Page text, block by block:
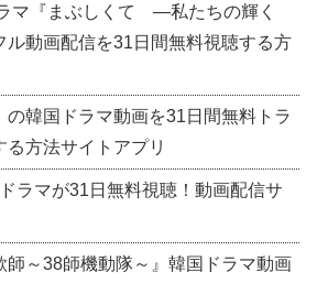
マ『まぶしくて ―私たちの輝く
動画配信を31日間無料視聴する方
の韓国ドラマ動画を31日間無料トラ
方法サイトアプリ
ラマが31日無料視聴！動画配信サ
師～38師機動隊～』韓国ドラマ動画